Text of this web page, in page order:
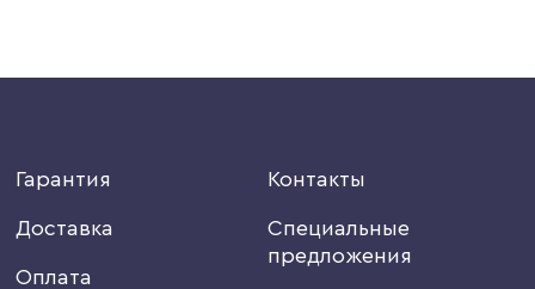
Гарантия
Доставка
Оплата
Контакты
Специальные
предложения